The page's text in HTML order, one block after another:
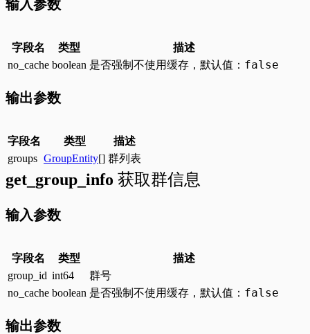
输入参数
字段名 类型
描述
no_cache boolean 是否强制不使用缓存，默认值： false
输出参数
字段名 类型
描述
groups GroupEntity[] 群列表
get_group_info 获取群信息
输入参数
字段名 类型
描述
group_id int64
群号
no_cache boolean 是否强制不使用缓存，默认值： false
输出参数